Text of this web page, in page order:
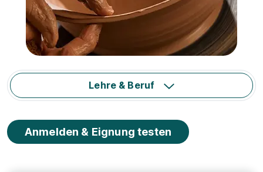
Lehre & Beruf
Anmelden & Eignung testen